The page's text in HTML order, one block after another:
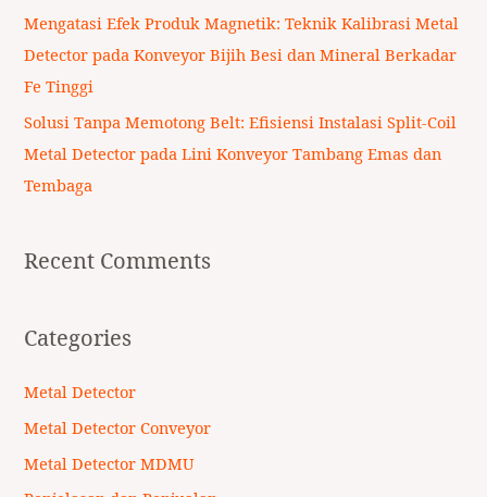
Mengatasi Efek Produk Magnetik: Teknik Kalibrasi Metal
Detector pada Konveyor Bijih Besi dan Mineral Berkadar
Fe Tinggi
Solusi Tanpa Memotong Belt: Efisiensi Instalasi Split-Coil
Metal Detector pada Lini Konveyor Tambang Emas dan
Tembaga
Recent Comments
Categories
Metal Detector
Metal Detector Conveyor
Metal Detector MDMU